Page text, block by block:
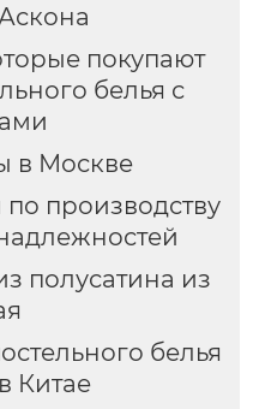
покупают
белья с
в Москве
производству
полусатина из
белья
Китае